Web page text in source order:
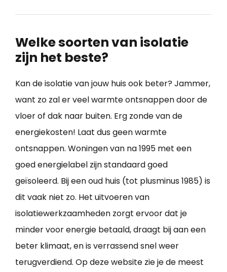
Welke soorten van isolatie
zijn het beste?
Kan de isolatie van jouw huis ook beter? Jammer,
want zo zal er veel warmte ontsnappen door de
vloer of dak naar buiten. Erg zonde van de
energiekosten! Laat dus geen warmte
ontsnappen. Woningen van na 1995 met een
goed energielabel zijn standaard goed
geïsoleerd. Bij een oud huis (tot plusminus 1985) is
dit vaak niet zo. Het uitvoeren van
isolatiewerkzaamheden zorgt ervoor dat je
minder voor energie betaald, draagt bij aan een
beter klimaat, en is verrassend snel weer
terugverdiend. Op deze website zie je de meest